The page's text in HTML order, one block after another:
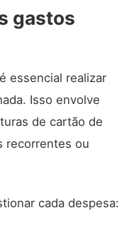
gastos
essencial realizar
Isso envolve
de cartão de
recorrentes ou
cada despesa: